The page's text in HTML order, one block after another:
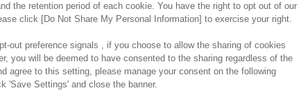
the retention period of each cookie. You have the right to opt out of our
click [Do Not Share My Personal Information] to exercise your right.
out preference signals , if you choose to allow the sharing of cookies
you will be deemed to have consented to the sharing regardless of the
agree to this setting, please manage your consent on the following
'Save Settings' and close the banner.